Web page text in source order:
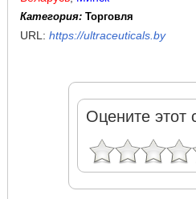
Категория: Торговля
URL: https://ultraceuticals.by
Оцените этот